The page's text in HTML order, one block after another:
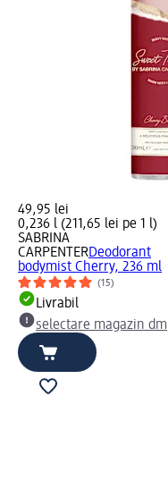
49,95 lei
0,236 l (211,65 lei pe 1 l)
SABRINA
CARPENTERDeodorant
bodymist Cherry, 236 ml
(15)
Livrabil
selectare magazin dm